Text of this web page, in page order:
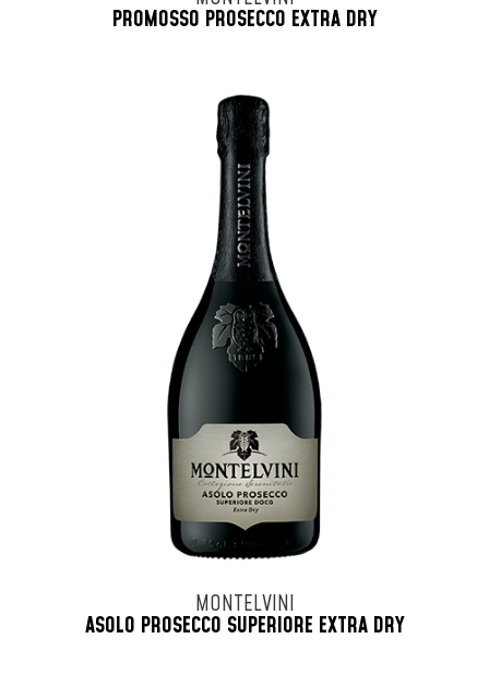
PROMOSSO PROSECCO EXTRA DRY
MONTELVINI
ASOLO PROSECCO SUPERIORE EXTRA DRY